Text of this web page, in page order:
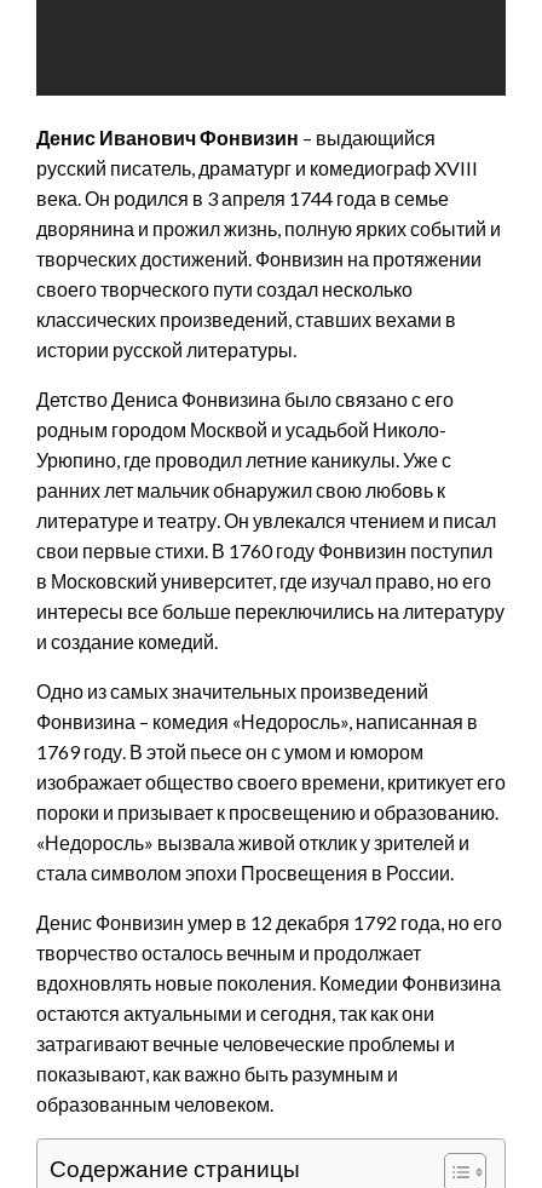
Денис Иванович Фонвизин – выдающийся
русский писатель, драматург и комедиограф XVIII
века. Он родился в 3 апреля 1744 года в семье
дворянина и прожил жизнь, полную ярких событий и
творческих достижений. Фонвизин на протяжении
своего творческого пути создал несколько
классических произведений, ставших вехами в
истории русской литературы.
Детство Дениса Фонвизина было связано с его
родным городом Москвой и усадьбой Николо-
Урюпино, где проводил летние каникулы. Уже с
ранних лет мальчик обнаружил свою любовь к
литературе и театру. Он увлекался чтением и писал
свои первые стихи. В 1760 году Фонвизин поступил
в Московский университет, где изучал право, но его
интересы все больше переключились на литературу
и создание комедий.
Одно из самых значительных произведений
Фонвизина – комедия «Недоросль», написанная в
1769 году. В этой пьесе он с умом и юмором
изображает общество своего времени, критикует его
пороки и призывает к просвещению и образованию.
«Недоросль» вызвала живой отклик у зрителей и
стала символом эпохи Просвещения в России.
Денис Фонвизин умер в 12 декабря 1792 года, но его
творчество осталось вечным и продолжает
вдохновлять новые поколения. Комедии Фонвизина
остаются актуальными и сегодня, так как они
затрагивают вечные человеческие проблемы и
показывают, как важно быть разумным и
образованным человеком.
Содержание страницы